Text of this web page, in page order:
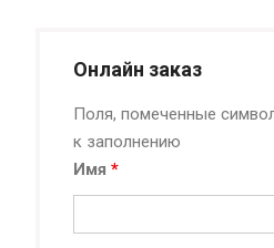
Онлайн заказ
Поля, помеченные
к заполнению
Имя *